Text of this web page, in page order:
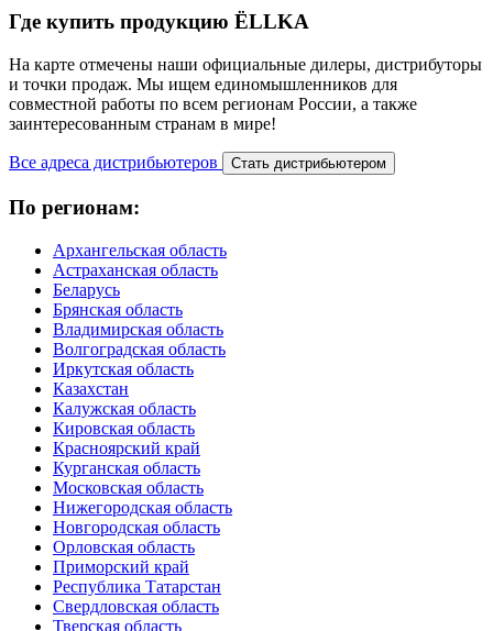
Где купить продукцию ЁLLKA
Нa карте отмечены наши официальные дилеры, дистрибуторы
и точки продаж. Мы ищем единомышленников для
совместной работы по всем регионам России, а также
заинтересованным странам в мире!
Все адреса дистрибьютеров Стать дистрибьютером
По регионам:
Архангельская область
Астраханская область
Беларусь
Брянская область
Владимирская область
Волгоградская область
Иркутская область
Казахстан
Калужская область
Кировская область
Красноярский край
Курганская область
Московская область
Нижегородская область
Новгородская область
Орловская область
Приморский край
Республика Татарстан
Свердловская область
Тверская область